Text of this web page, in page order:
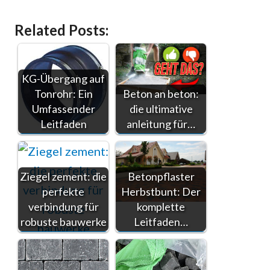
Related Posts:
KG-Übergang auf
Tonrohr: Ein
Umfassender
Leitfaden
Beton an beton:
die ultimative
anleitung für…
Ziegel zement: die
perfekte
verbindung für
robuste bauwerke
Betonpflaster
Herbstbunt: Der
komplette
Leitfaden…